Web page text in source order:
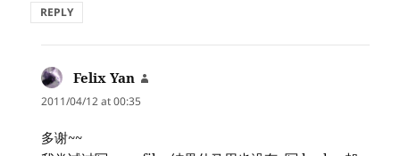
REPLY
Felix Yan
2011/04/12 at 00:35
多谢~~